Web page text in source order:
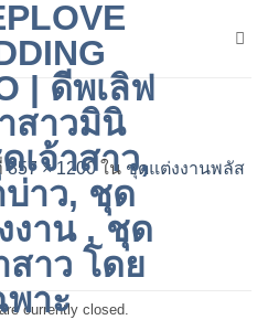
857 × 1200ใน ชุดแต่งงานพลัส
currently closed.